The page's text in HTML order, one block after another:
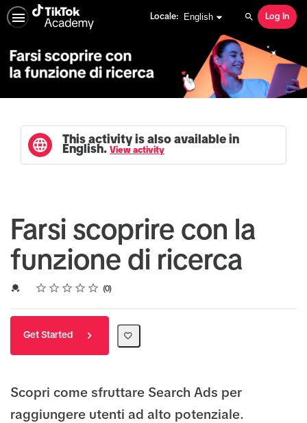
Locale:
English selected English Search
Log In
This activity is also available in
English. View activity
Farsi scoprire con la
funzione di ricerca
Credential For Completion
Rating
1 star
2 stars
3 stars
4 stars
5 stars
Average rating: 0 0
No reviews
Get Started
Scopri come sfruttare Search Ads per
raggiungere utenti ad alto potenziale.